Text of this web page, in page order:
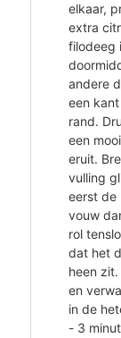
elkaar,
extra
filodeeg
andere
een
rand.
een
eruit.
vulling
eerst de
vouw
rol
dat het
heen
en
in de
- 3